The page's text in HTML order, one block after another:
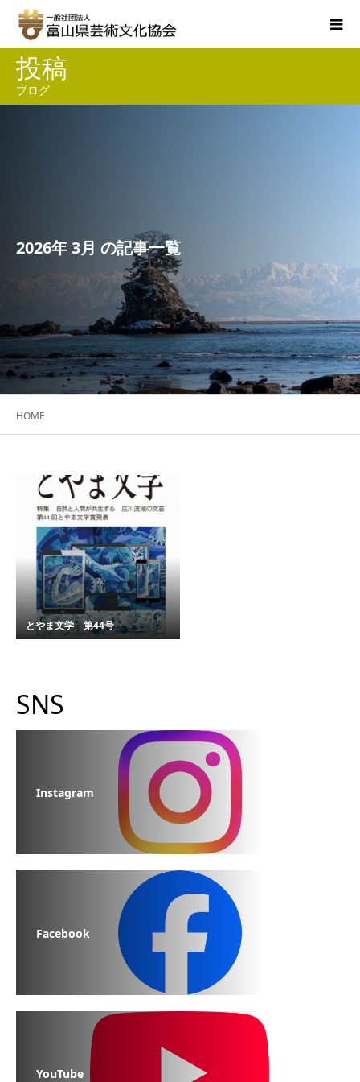
投稿
ブログ
2026年 3月 の記事一覧
HOME
とやま文学 第44号
SNS
Instagram
Facebook
YouTube